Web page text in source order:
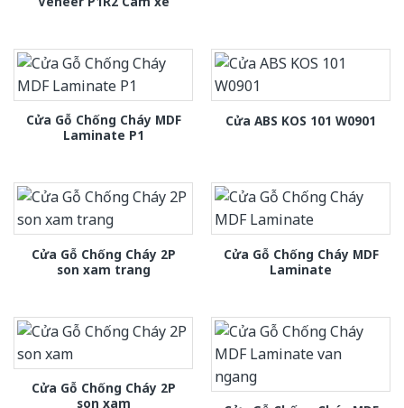
Cửa Gỗ Chống Cháy MDF
Laminate P1
Cửa ABS KOS 101 W0901
Cửa Gỗ Chống Cháy 2P
son xam trang
Cửa Gỗ Chống Cháy MDF
Laminate
Cửa Gỗ Chống Cháy 2P
son xam